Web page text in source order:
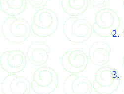
2.
3.